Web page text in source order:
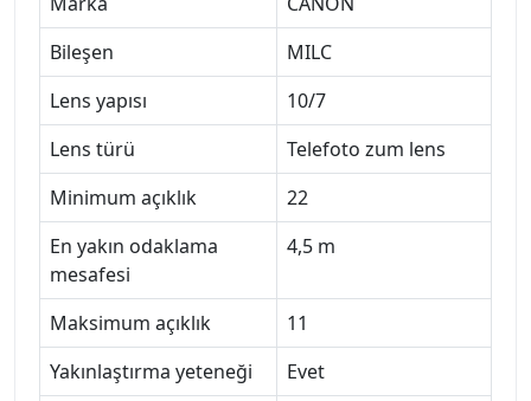
Bileşen
MILC
Lens yapısı
10/7
Lens türü
Telefoto zum lens
Minimum açıklık
22
En yakın odaklama
mesafesi
4,5 m
Maksimum açıklık
11
Yakınlaştırma yeteneği
Evet